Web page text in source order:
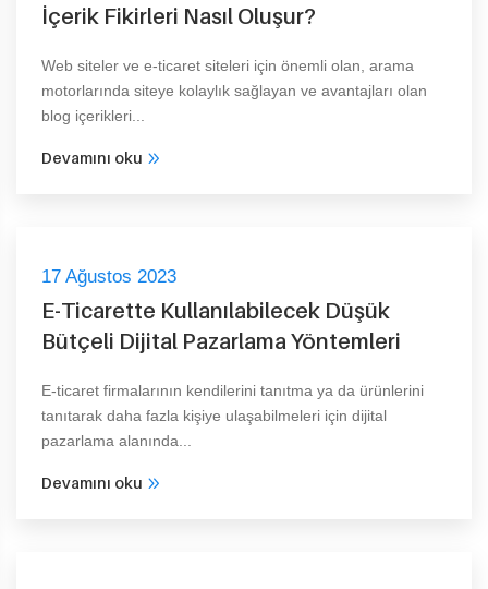
İçerik Fikirleri Nasıl Oluşur?
Web siteler ve e-ticaret siteleri için önemli olan, arama
motorlarında siteye kolaylık sağlayan ve avantajları olan
blog içerikleri...
Devamını oku
17 Ağustos 2023
E-Ticarette Kullanılabilecek Düşük
Bütçeli Dijital Pazarlama Yöntemleri
E-ticaret firmalarının kendilerini tanıtma ya da ürünlerini
tanıtarak daha fazla kişiye ulaşabilmeleri için dijital
pazarlama alanında...
Devamını oku